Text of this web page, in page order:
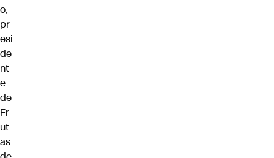
o,
pr
esi
de
nt
e
de
Fr
ut
as